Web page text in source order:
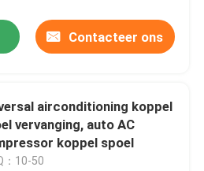
Contacteer ons
airconditioning koppel
vervanging, auto AC
koppel spoel
：10-50